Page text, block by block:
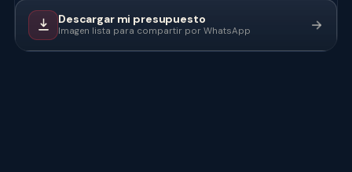
Descargar mi presupuesto
Imagen lista para compartir por WhatsApp